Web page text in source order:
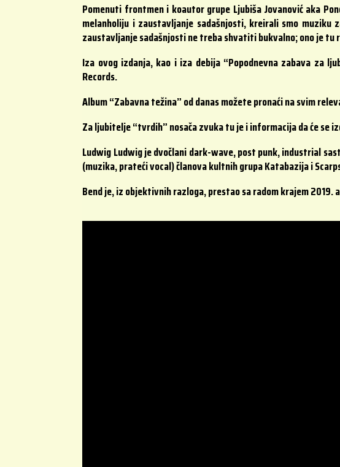
Pomenuti frontmen i koautor grupe Ljubiša Jovanović aka
melanholiju i zaustavljanje sadašnjosti, kreirali smo muziku
zaustavljanje sadašnjosti ne treba shvatiti bukvalno; ono je
Iza ovog izdanja, kao i iza debija “Popodnevna zabava za
Records.
Album “Zabavna težina” od danas možete pronaći na svim
Za ljubitelje “tvrdih” nosača zvuka tu je i informacija da će se
Ludwig Ludwig je dvočlani dark-wave, post punk, industrial
(muzika, prateći vocal) članova kultnih grupa Katabazija i
Bend je, iz objektivnih razloga, prestao sa radom krajem